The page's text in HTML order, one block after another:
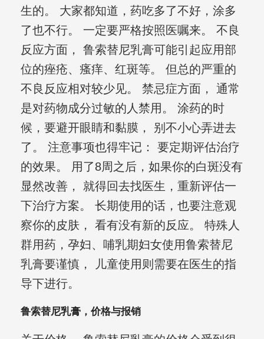
生的。 大家都知道，药吃多了不好，涂多
了也不行。 一定要严格按照医嘱来。 不良
反应方面， 鲁索替尼乳膏可能引起应用部
位的痤疮、瘙痒、红斑等。 但总的严重的
不良反应相对较少见。 禁忌症方面， 通常
是对药物成分过敏的人禁用。 涂药的时
候，要避开眼睛和黏膜， 别不小心弄进去
了。 注意事项也得牢记： 要定期评估治疗
的效果。 用了8周之后，如果你的白斑没有
显然改善， 就得回去找医生，重新评估一
下治疗方案。 长期使用的话，也要注意观
察你的皮肤， 看有没有新的反应。 特殊人
群用药，孕妇、哺乳期妇女使用鲁索替尼
乳膏要谨慎， 儿童使用则需要在医生的指
导下进行。
鲁索替尼乳膏，价格与报销